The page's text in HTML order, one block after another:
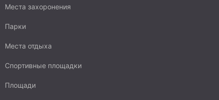
Места захоронения
Парки
Места отдыха
Спортивные площадки
Площади